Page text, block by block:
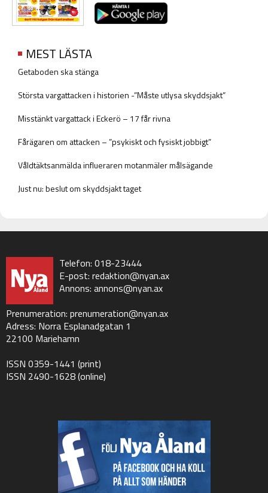
MEST LÄSTA
Getaboden ska stänga
Största vargattacken i historien -”Måste utlysa skyddsjakt”
Misstänkt vargattack i Eckerö – 17 får rivna
Fårägaren om attacken – ”psykiskt och fysiskt jobbigt”
Våldtäktsanmälda influeraren motanmäler målsägande
Just nu: beslut om skyddsjakt taget
Telefon: 018-23444
E-post: redaktion@nyan.ax
Annons: annons@nyan.ax
Prenumeration: prenumeration@nyan.ax
Adress: Norra Esplanadgatan 1
22100 Mariehamn
ISSN 0359-1441 (print)
ISSN 2490-1628 (online)